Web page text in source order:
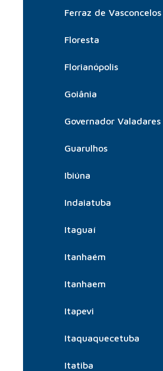
Ferraz de Vasconcelos
Floresta
Florianópolis
Goiânia
Governador Valadares
Guarulhos
Ibiúna
Indaiatuba
Itaguaí
Itanhaém
Itanhaem
Itapevi
Itaquaquecetuba
Itatiba